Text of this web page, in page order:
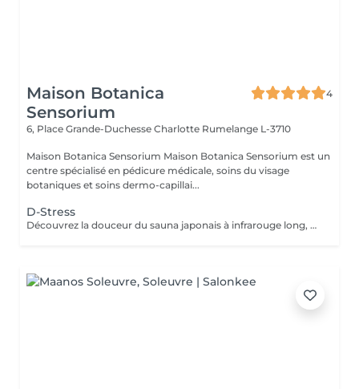
Maison Botanica
Sensorium
4
6, Place Grande-Duchesse Charlotte Rumelange L-3710
Maison Botanica Sensorium Maison Botanica Sensorium est un
centre spécialisé en pédicure médicale, soins du visage
botaniques et soins dermo-capillai...
D-Stress
Découvrez la douceur du sauna japonais à infrarouge long, une chaleur enveloppante qui favorise une relaxation profonde, stimule la sudation naturelle et procure une véritable sensation de légèreté . Un rituel idéal pour relâcher les tensions, revitaliser le corps et apaiser l'esprit.